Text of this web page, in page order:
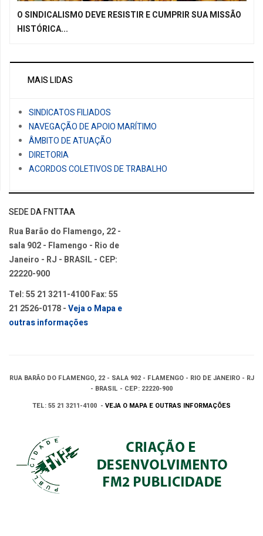
O SINDICALISMO DEVE RESISTIR E CUMPRIR SUA MISSÃO
HISTÓRICA...
MAIS LIDAS
SINDICATOS FILIADOS
NAVEGAÇÃO DE APOIO MARÍTIMO
ÂMBITO DE ATUAÇÃO
DIRETORIA
ACORDOS COLETIVOS DE TRABALHO
SEDE DA FNTTAA
Rua Barão do Flamengo, 22 -
sala 902 - Flamengo - Rio de
Janeiro - RJ - BRASIL - CEP:
22220-900
Tel: 55 21 3211-4100 Fax: 55
21 2526-0178 -Veja o Mapa e
outras informações
RUA BARÃO DO FLAMENGO, 22 - SALA 902 - FLAMENGO - RIO DE JANEIRO - RJ
- BRASIL - CEP: 22220-900
TEL: 55 21 3211-4100 - VEJA O MAPA E OUTRAS INFORMAÇÕES